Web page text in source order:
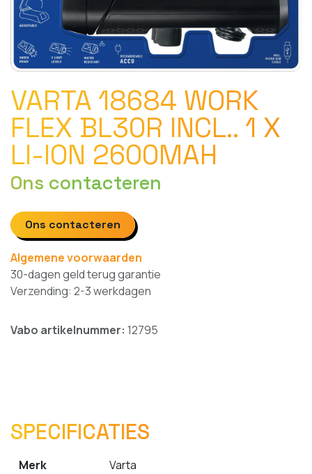
VARTA 18684 WORK
FLEX BL30R INCL.. 1 X
LI-ION 2600MAH
Ons contacteren
Ons contacteren
Algemene voorwaarden
30-dagen geld terug garantie
Verzending: 2-3 werkdagen
Vabo artikelnummer: 12795
SPECIFICATIES
Merk Varta